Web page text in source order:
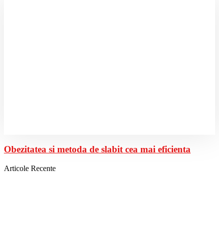
Obezitatea si metoda de slabit cea mai eficienta
Articole Recente